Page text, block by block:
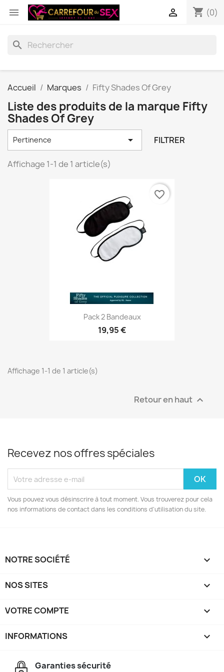
 shopping_cart (0)

search
Accueil Marques Fifty Shades Of Grey
Liste des produits de la marque Fifty
Shades Of Grey
Pertinence  FILTRER
Affichage 1-1 de 1 article(s)
Pack 2 Bandeaux
19,95 €
favorite_border
Affichage 1-1 de 1 article(s)
Retour en haut 
Recevez nos offres spéciales
Vous pouvez vous désinscrire à tout moment. Vous trouverez pour cela
nos informations de contact dans les conditions d'utilisation du site.
NOTRE SOCIÉTÉ 
NOS SITES 
VOTRE COMPTE 
INFORMATIONS keyboard_arrow_down
Garanties sécurité